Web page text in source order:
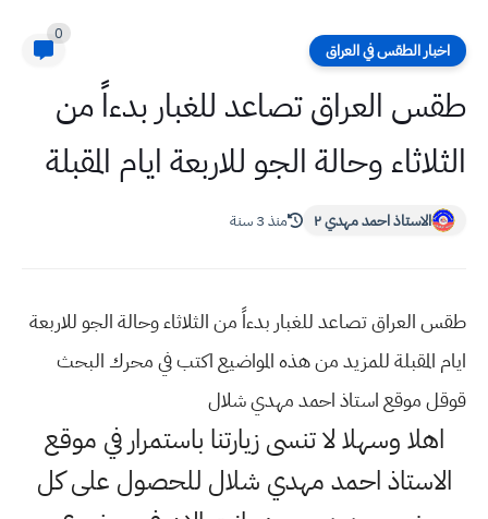
اخبار الطقس في العراق
0
طقس العراق تصاعد للغبار بدءاً من
الثلاثاء وحالة الجو للاربعة ايام المقبلة
الاستاذ احمد مهدي ٢ منذ 3 سنة
طقس العراق تصاعد للغبار بدءاً من الثلاثاء وحالة الجو للاربعة
ايام المقبلة للمزيد من هذه المواضيع اكتب في محرك البحث
قوقل موقع استاذ احمد مهدي شلال
اهلا وسهلالا تنسى زيارتنا باستمرار في موقع
الاستاذ احمد مهدي شلال للحصول على كل